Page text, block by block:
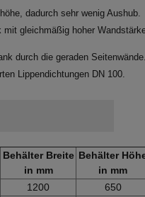
dadurch sehr wenig Aushub.
mit gleichmäßig hoher
durch die geraden Seitenwände.
Lippendichtungen DN 100.
Behälter Breite
in mm
Behälter
in mm
1200 650